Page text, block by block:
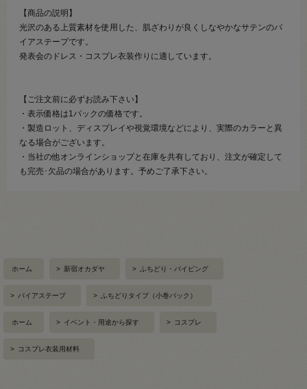
【商品の説明】
光沢のある上質素材を使用した、肌ざわりが良くしなやかなサテンのバ
イアステープです。
発表会のドレス・コスプレ衣装作りに適しています。
【ご注文前に必ずお読み下さい】
・表示価格は1パックの価格です。
・製造ロット、ディスプレイや視覚環境などにより、実際のカラーと異
なる場合がございます。
・当社の他オンラインショップと在庫を共有しており、注文が確定して
も完売･欠品の場合があります。予めご了承下さい。
ホーム > 新宿オカダヤ > ふちどり・パイピング
> バイアステープ > ふちどりタイプ（小巻パック）
ホーム > イベント・用途から探す > コスプレ
> コスプレ衣装用材料